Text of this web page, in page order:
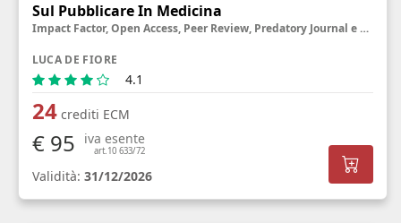
Sul Pubblicare In Medicina
Impact Factor, Open Access, Peer Review, Predatory Journal e altre creature misteriose
LUCA DE FIORE
4.1
24crediti ECM
€ 95 iva esente
art.10 633/72
Validità: 31/12/2026